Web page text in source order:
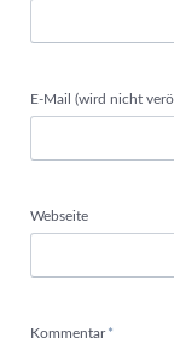
Pflichtfeld
E-Mail (wird nicht
Webseite
Pflichtfeld
Kommentar *